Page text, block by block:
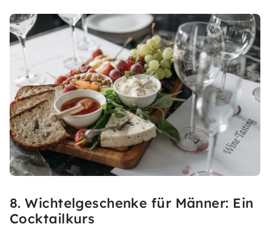
8. Wichtelgeschenke für Männer: Ein
Cocktailkurs